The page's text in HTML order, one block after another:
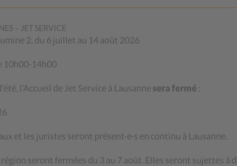
par la Fraternité, le service
nous expliquent les dédales juridiques
ces jeunes qui sont arrivées en Suisse au
autorisation de séjour menacée par
à un double défi», REISO, Revue
https://www.reiso.org/document/3907
– JET SERVICE
2, du 6 juillet au 14 août 2026
10h00-14h00
l’Accueil de Jet Service à Lausanne sera fermé :
et les juristes seront présent·e·s en continu à Lausanne.
seront fermées du 3 au 7 août. Elles seront sujettes à